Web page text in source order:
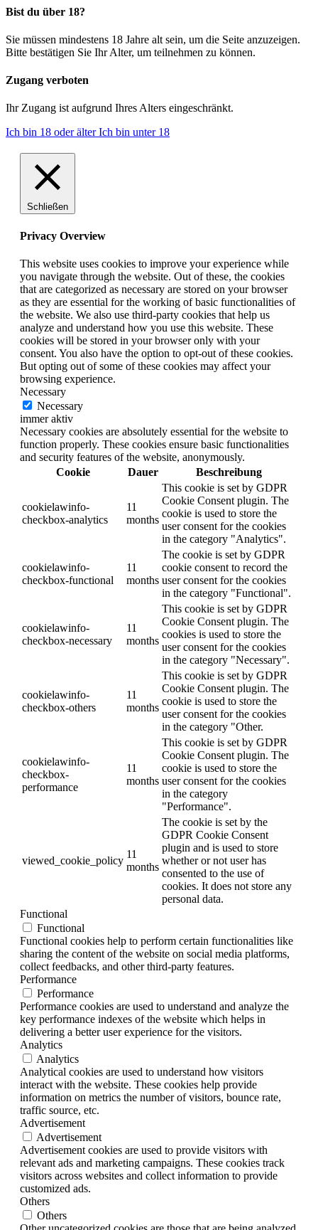
Bist du über 18?
Sie müssen mindestens 18 Jahre alt sein, um die Seite anzuzeigen.
Bitte bestätigen Sie Ihr Alter, um teilnehmen zu können.
Zugang verboten
Ihr Zugang ist aufgrund Ihres Alters eingeschränkt.
Ich bin 18 oder älterIch bin unter 18
Schließen
Privacy Overview
This website uses cookies to improve your experience while
you navigate through the website. Out of these, the cookies
that are categorized as necessary are stored on your browser
as they are essential for the working of basic functionalities of
the website. We also use third-party cookies that help us
analyze and understand how you use this website. These
cookies will be stored in your browser only with your
consent. You also have the option to opt-out of these cookies.
But opting out of some of these cookies may affect your
browsing experience.
Necessary
Necessary
immer aktiv
Necessary cookies are absolutely essential for the website to
function properly. These cookies ensure basic functionalities
and security features of the website, anonymously.
Cookie
Dauer Beschreibung
cookielawinfo-
checkbox-analytics
11
months
This cookie is set by GDPR
Cookie Consent plugin. The
cookie is used to store the
user consent for the cookies
in the category "Analytics".
cookielawinfo-
checkbox-functional
11
months
The cookie is set by GDPR
cookie consent to record the
user consent for the cookies
in the category "Functional".
cookielawinfo-
checkbox-necessary
11
months
This cookie is set by GDPR
Cookie Consent plugin. The
cookies is used to store the
user consent for the cookies
in the category "Necessary".
cookielawinfo-
checkbox-others
11
months
This cookie is set by GDPR
Cookie Consent plugin. The
cookie is used to store the
user consent for the cookies
in the category "Other.
cookielawinfo-
checkbox-
performance
11
months
This cookie is set by GDPR
Cookie Consent plugin. The
cookie is used to store the
user consent for the cookies
in the category
"Performance".
viewed_cookie_policy
11
months
The cookie is set by the
GDPR Cookie Consent
plugin and is used to store
whether or not user has
consented to the use of
cookies. It does not store any
personal data.
Functional
Functional
Functional cookies help to perform certain functionalities like
sharing the content of the website on social media platforms,
collect feedbacks, and other third-party features.
Performance
Performance
Performance cookies are used to understand and analyze the
key performance indexes of the website which helps in
delivering a better user experience for the visitors.
Analytics
Analytics
Analytical cookies are used to understand how visitors
interact with the website. These cookies help provide
information on metrics the number of visitors, bounce rate,
traffic source, etc.
Advertisement
Advertisement
Advertisement cookies are used to provide visitors with
relevant ads and marketing campaigns. These cookies track
visitors across websites and collect information to provide
customized ads.
Others
Others